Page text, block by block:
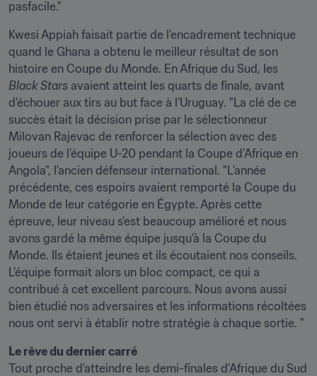
pasfacile."
Kwesi Appiah faisait partie de l'encadrement technique
quand le Ghana a obtenu le meilleur résultat de son
Black Stars avaient atteint les quarts de finale, avant
d'échouer aux tirs au but face à l’Uruguay. "La clé de ce
succès était la décision prise par le sélectionneur
Milovan Rajevac de renforcer la sélection avec des
joueurs de l’équipe U-20 pendant la Coupe d’Afrique en
Angola", l'ancien défenseur international. "L'année
précédente, ces espoirs avaient remporté la Coupe du
Monde de leur catégorie en Égypte. Après cette
épreuve, leur niveau s’est beaucoup amélioré et nous
avons gardé la même équipe jusqu’à la Coupe du
Monde. Ils étaient jeunes et ils écoutaient nos conseils.
L’équipe formait alors un bloc compact, ce qui a
contribué à cet excellent parcours. Nous avons aussi
bien étudié nos adversaires et les informations récoltées
nous ont servi à établir notre stratégie à chaque sortie. "
Tout proche d’atteindre les demi-finales d'Afrique du Sud